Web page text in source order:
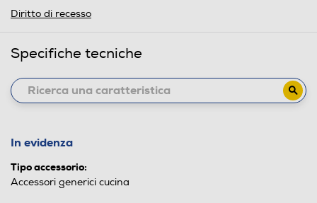
Diritto di recesso
Specifiche tecniche
In evidenza
Tipo accessorio:
Accessori generici cucina